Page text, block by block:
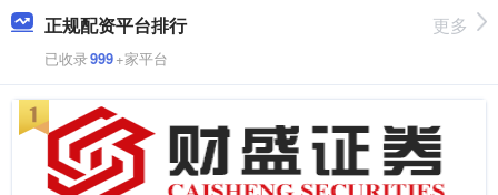
正规配资平台排行
已收录999+家平台
更多